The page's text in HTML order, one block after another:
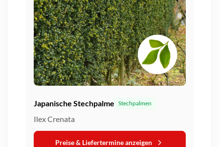
Japanische Stechpalme Stechpalmen
Ilex Crenata
Preise & Liefertermine anzeigen